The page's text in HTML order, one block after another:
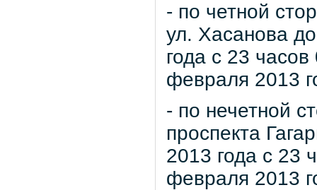
- по четной
ул. Хасанова
года с 23
февраля 2013
- по нечетной
проспекта
2013 года с 23
февраля 2013